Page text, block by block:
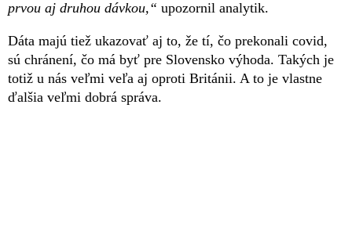
prvou aj druhou dávkou,“ upozornil analytik.
Dáta majú tiež ukazovať aj to, že tí, čo prekonali covid,
sú chránení, čo má byť pre Slovensko výhoda. Takých je
totiž u nás veľmi veľa aj oproti Británii. A to je vlastne
ďalšia veľmi dobrá správa.